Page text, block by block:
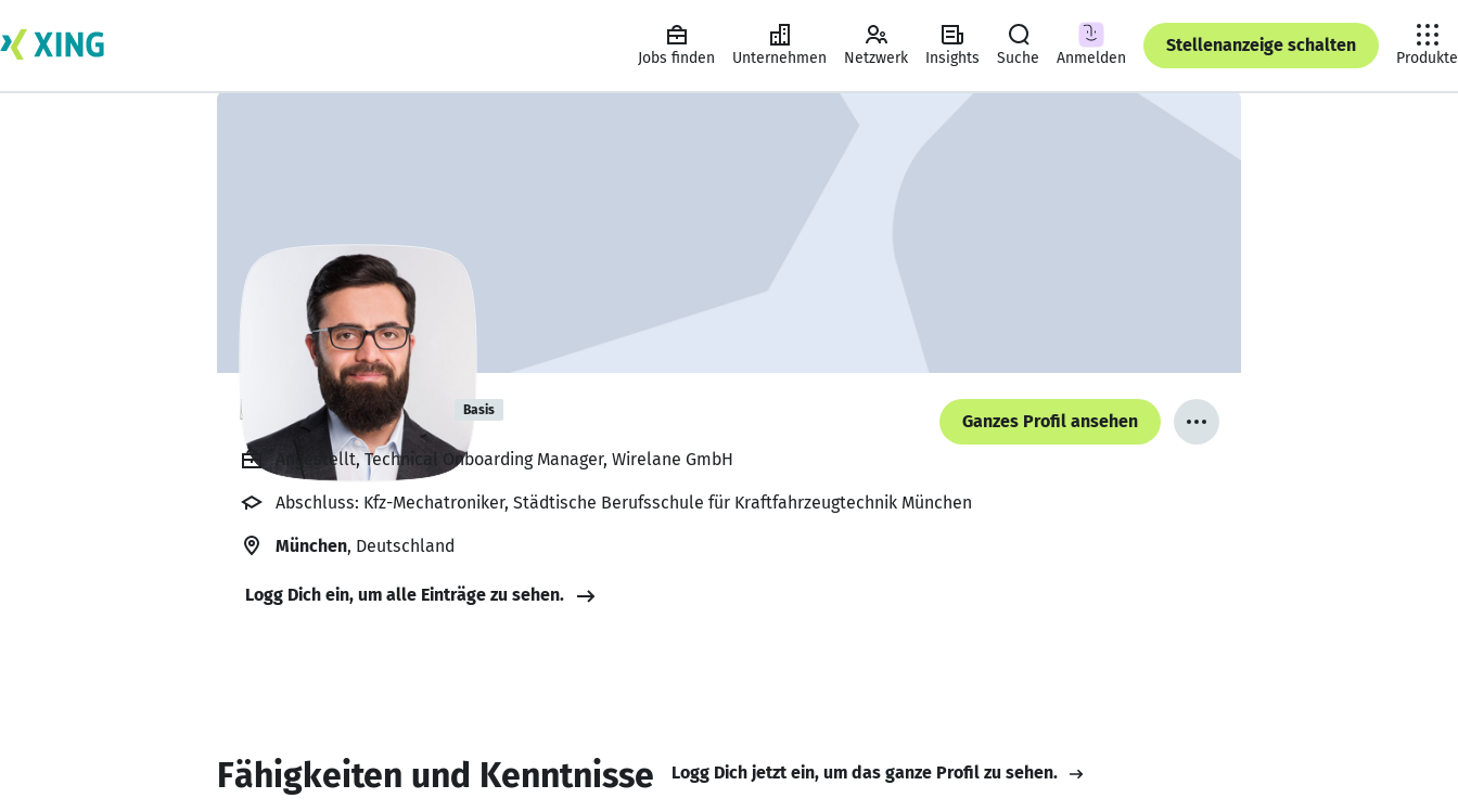
Jobs finden Unternehmen Netzwerk Insights Suche Anmelden
Stellenanzeige schalten
Produkte
Payman Sediqi Basis
Ganzes Profil ansehen
Angestellt, Technical Onboarding Manager, Wirelane GmbH
Abschluss: Kfz-Mechatroniker, Städtische Berufsschule für Kraftfahrzeugtechnik München
München, Deutschland
Logg Dich ein, um alle Einträge zu sehen.
Fähigkeiten und Kenntnisse Logg Dich jetzt ein, um das ganze Profil zu sehen.